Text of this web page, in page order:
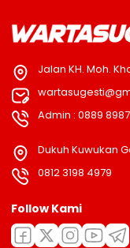
Jalan KH. Moh.
Admin : 0889
Dukuh Kuwukan
0812 3198 4979
Follow Kami